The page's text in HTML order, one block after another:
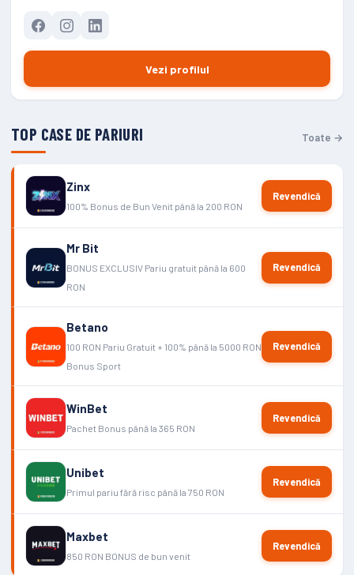
Vezi profilul
TOP CASE DE PARIURI Toate →
Zinx
100% Bonus de Bun Venit până la 200 RON
Revendică
Mr Bit
BONUS EXCLUSIV Pariu gratuit până la 600
RON
Revendică
Betano
100 RON Pariu Gratuit + 100% până la 5000 RON
Bonus Sport
Revendică
WinBet
Pachet Bonus până la 365 RON
Revendică
Unibet
Primul pariu fără risc până la 750 RON
Revendică
Maxbet
850 RON BONUS de bun venit
Revendică